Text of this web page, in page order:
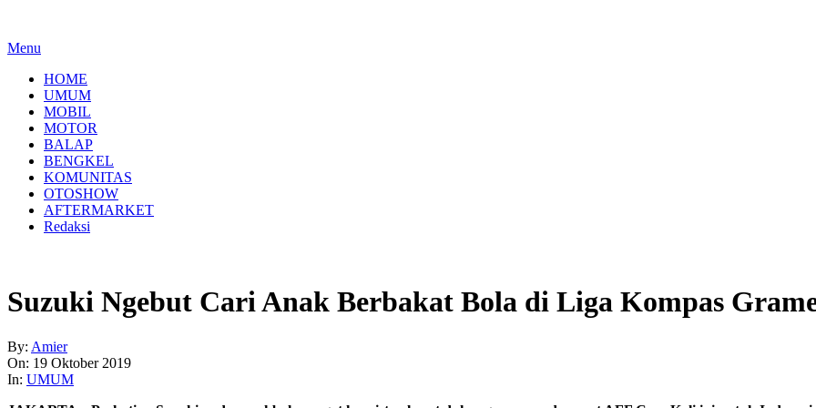
Menu
HOME
UMUM
MOBIL
MOTOR
BALAP
BENGKEL
KOMUNITAS
OTOSHOW
AFTERMARKET
Redaksi
Suzuki Ngebut Cari Anak Berbakat Bola di Liga Kompas
By: Amier
On: 19 Oktober 2019
In: UMUM